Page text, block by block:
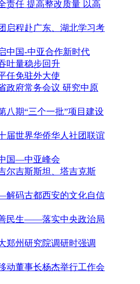
责任 提高整改质量 以高
启程赴广东、湖北学习考
中国-中亚合作新时代
吐量稳步回升
任免驻外大使
政府常务会议 研究中原
八期“三个一批”项目建设
届世界华侨华人社团联谊
国—中亚峰会
尔吉斯斯坦、塔吉克斯
码古都西安的文化自信
民生——落实中央政治局
郑州研究院调研时强调
动董事长杨杰举行工作会